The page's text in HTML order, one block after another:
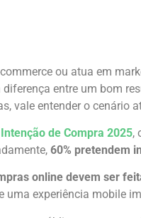
ou atua em
entre um bom
vale entender o cenário
de Compra 2025,
60% pretendem
online devem ser
uma experiência mobile